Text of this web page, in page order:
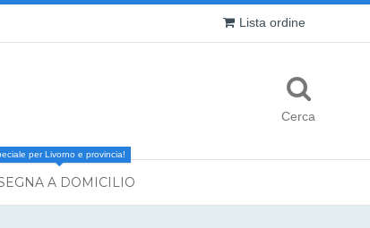
Lista ordine
Cerca
A DOMICILIO
per Livorno e provincia!